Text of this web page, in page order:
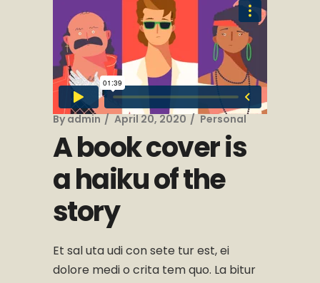
By admin April 20, 2020 Personal
A book cover is
a haiku of the
story
Et sal uta udi con sete tur est, ei
dolore medi o crita tem quo. La bitur